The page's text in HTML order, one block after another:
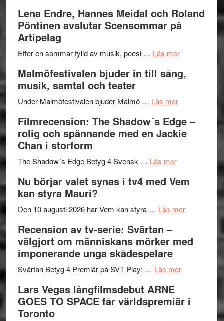
I
Delvis
genrens
terräng
på
Lena Endre, Hannes Meidal och Roland
Pöntinen avslutar Scensommar på
Artipelag
Efter en sommar fylld av musik, poesi … Läs merom
Endre,
Roland
Pöntinen
Scensommar
Artipelag
Malmöfestivalen bjuder in till sång,
musik, samtal och teater
Under Malmöfestivalen bjuder Malmö … Läs merom
bjuder
in
samtal
teater
Filmrecension: The Shadow´s Edge –
rolig och spännande med en Jackie
Chan i storform
The Shadow´s Edge Betyg 4 Svensk … Läs merom
The
´s
rolig
spännande
Jackie
Nu börjar valet synas i tv4 med Vem
kan styra Mauri?
Den 10 augusti 2026 har Vem kan styra … Läs merom
valet
Vem
Recension av tv-serie: Svärtan –
välgjort om människans mörker med
imponerande unga skådespelare
Svärtan Betyg 4 Premiär på SVT Play: … Läs merom
tv-
Lars Vegas långfilmsdebut ARNE
GOES TO SPACE får världspremiär i
Toronto